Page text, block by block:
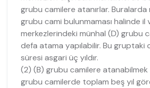
grubu camilere atanırlar. Buralarda
grubu cami bulunmaması halinde il
merkezlerindeki münhal (D) grubu
defa atama yapılabilir. Bu gruptaki
süresi asgari üç yıldır.
(2) (B) grubu camilere atanabilmek
grubu camilerde toplam beş yıl